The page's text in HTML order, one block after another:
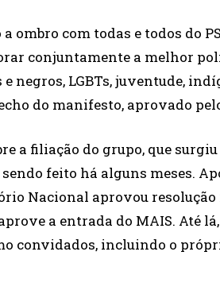
ombro com todas e todos do
conjuntamente a melhor
negros, LGBTs, juventude,
do manifesto, aprovado
a filiação do grupo, que
sendo feito há alguns meses.
Nacional aprovou
a entrada do MAIS. Até
convidados, incluindo o